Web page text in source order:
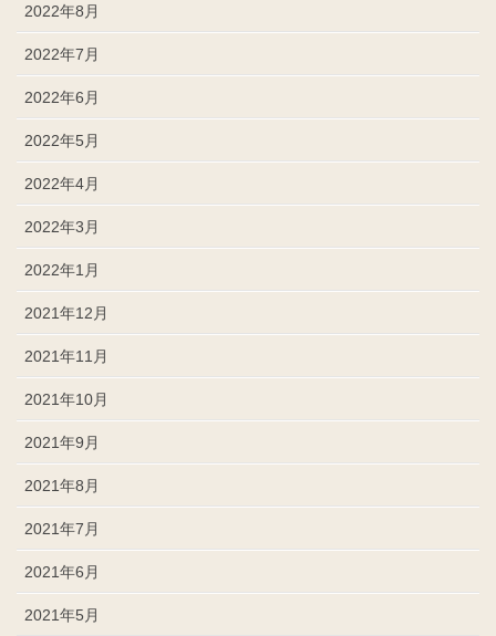
2022年8月
2022年7月
2022年6月
2022年5月
2022年4月
2022年3月
2022年1月
2021年12月
2021年11月
2021年10月
2021年9月
2021年8月
2021年7月
2021年6月
2021年5月